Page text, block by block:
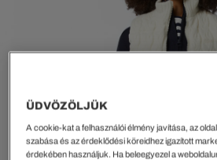
ÜDVÖZÖLJÜK
A cookie-kat a felhasználói élmény javítása, az
szabása és az érdeklődési köreidhez igazított
érdekében használjuk. Ha beleegyezel a